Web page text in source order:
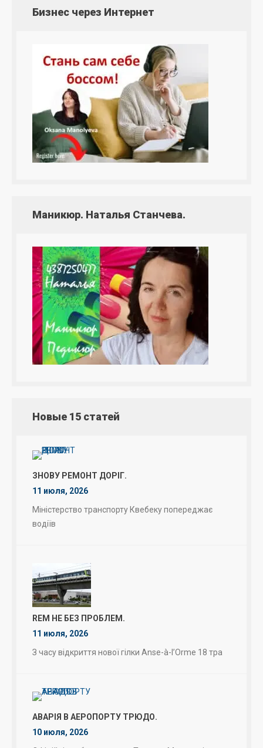
Бизнес через Интернет
Маникюр. Наталья Станчева.
Новые 15 статей
ЗНОВУ РЕМОНТ ДОРІГ.
11 июля, 2026
Міністерство транспорту Квебеку попереджає
водіїв
REM НЕ БЕЗ ПРОБЛЕМ.
11 июля, 2026
З часу відкриття нової гілки Anse-à-l’Orme 18 тра
АВАРІЯ В АЕРОПОРТУ ТРЮДО.
10 июля, 2026